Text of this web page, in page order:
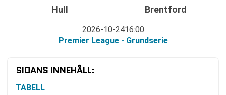
Hull
2026-10-2416:00
Premier League - Grundserie
Brentford
SIDANS INNEHÅLL:
TABELL